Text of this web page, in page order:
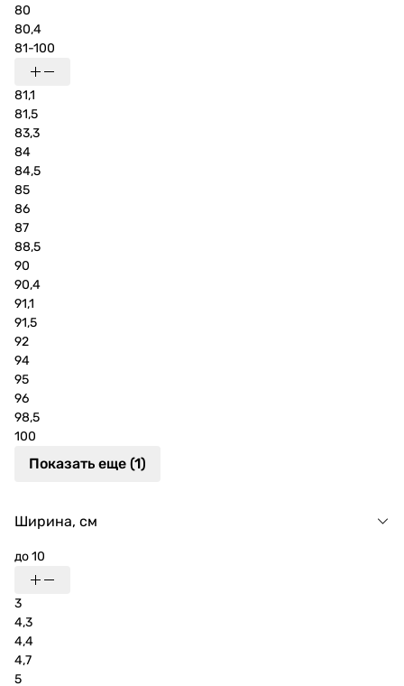
80
80,4
81-100
81,1
81,5
83,3
84
84,5
85
86
87
88,5
90
90,4
91,1
91,5
92
94
95
96
98,5
100
Показать еще (1)
Ширина, см
до 10
3
4,3
4,4
4,7
5